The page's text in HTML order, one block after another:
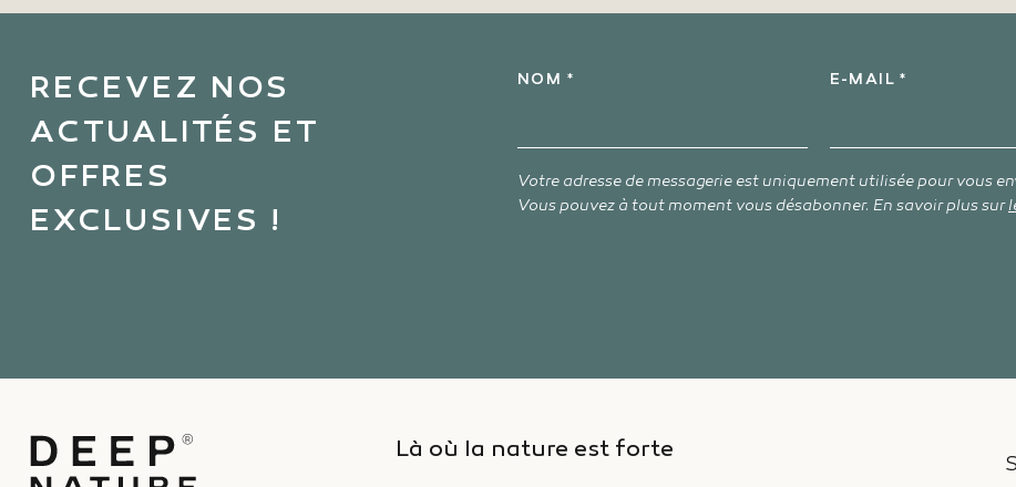
RECEVEZ NOS
ACTUALITÉS ET
OFFRES
EXCLUSIVES !
NOM * E-MAIL *
Votre adresse de messagerie est uniquement utilisée pour vous
Vous pouvez à tout moment vous désabonner. En savoir plus sur
Là où la nature est forte